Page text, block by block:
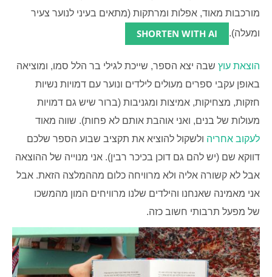
מורכבות מאוד, אפלות ומרתקות (מתאים בעיני לנוער צעיר
ומעלה).
SHORTEN WITH AI
הוצאת עוץ שבה יצא הספר, שייכת לגילי בר הלל סמו, ומוציאה
באופן עקבי ספרים מעולים לילדים ונוער עם דמויות נשיות
חזקות, מצחיקות, אמיצות ומגניבות (ברור שיש גם דמויות
מעולות של בנים, ואני אוהבת אותם לא פחות). שווה מאוד
לעקוב אחריה ולשקול להוציא את תקציב שבוע הספר שלכם
דווקא שם (יש להם גם דוכן בכיכר רבין). אני מנוייה של ההוצאה
אבל לא קשורה אליה ולא מרוויחה כלום מההמלצה הזאת. אבל
אני מאמינה שאנחנו והילדים שלנו מרוויחים המון מהמשכו
של מפעל תרבותי חשוב כזה.